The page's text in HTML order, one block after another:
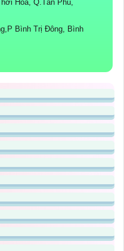
Hòa, Q.Tân Phú,
Bình Trị Đông, Bình